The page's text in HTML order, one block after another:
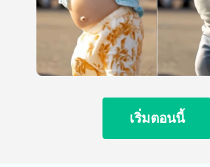
เริ่มตอนนี้